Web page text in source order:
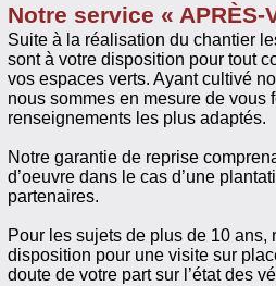
Notre service « APRÈS-
Suite à la réalisation du chantier
sont à votre disposition pour tout
vos espaces verts. Ayant cultivé
nous sommes en mesure de vous
renseignements les plus adaptés.
Notre garantie de reprise
d’oeuvre dans le cas d’une
partenaires.
Pour les sujets de plus de 10 ans,
disposition pour une visite sur
doute de votre part sur l’état des